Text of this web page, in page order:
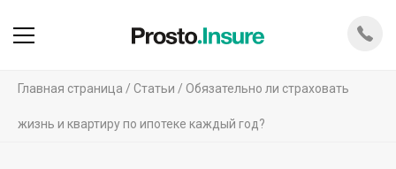
Главная страница Статьи Обязательно ли страховать
жизнь и квартиру по ипотеке каждый год?